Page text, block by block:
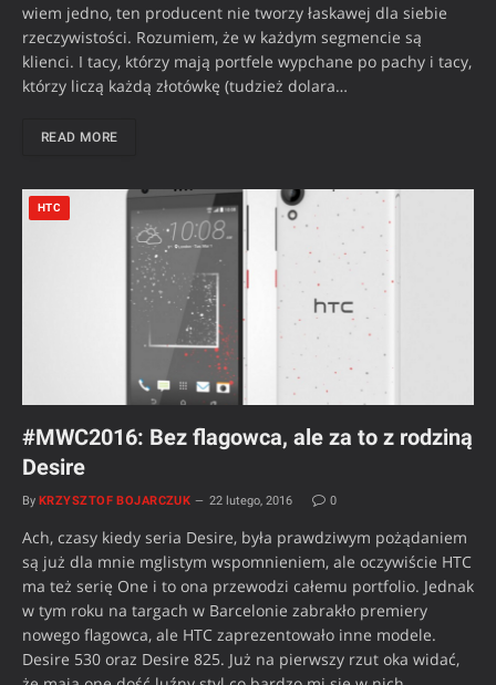
wiem jedno, ten producent nie tworzy łaskawej dla siebie
rzeczywistości. Rozumiem, że w każdym segmencie są
klienci. I tacy, którzy mają portfele wypchane po pachy i tacy,
którzy liczą każdą złotówkę (tudzież dolara…
READ MORE
HTC
#MWC2016: Bez flagowca, ale za to z rodziną
Desire
By KRZYSZTOF BOJARCZUK 22 lutego, 2016 0
Ach, czasy kiedy seria Desire, była prawdziwym pożądaniem
są już dla mnie mglistym wspomnieniem, ale oczywiście HTC
ma też serię One i to ona przewodzi całemu portfolio. Jednak
w tym roku na targach w Barcelonie zabrakło premiery
nowego flagowca, ale HTC zaprezentowało inne modele.
Desire 530 oraz Desire 825. Już na pierwszy rzut oka widać,